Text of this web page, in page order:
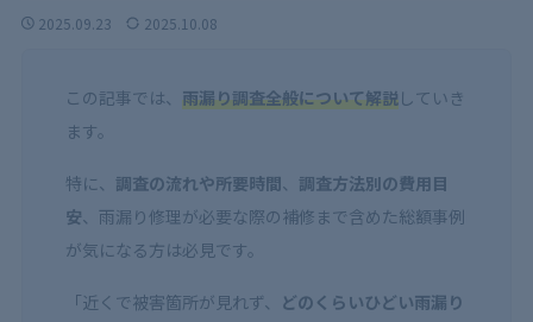
2025.09.23 2025.10.08
この記事では、 雨漏り調査全般について解説していき
ます。
特に、 調査の流れや所要時間、 調査方法別の費用目
安、雨漏り修理が必要な際の補修まで含めた総額事例
が気になる方は必見です。
「近くで被害箇所が見れず、 どのくらいひどい雨漏り